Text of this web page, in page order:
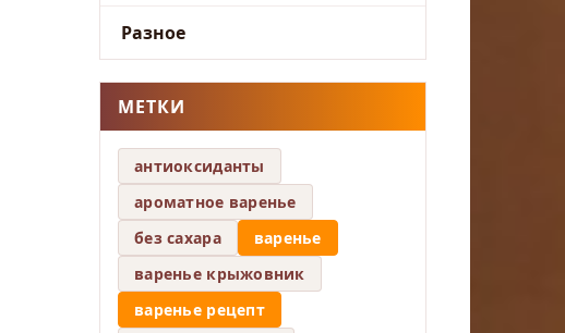
Разное
МЕТКИ
антиоксиданты
ароматное варенье
без сахара
варенье
варенье крыжовник
варенье рецепт